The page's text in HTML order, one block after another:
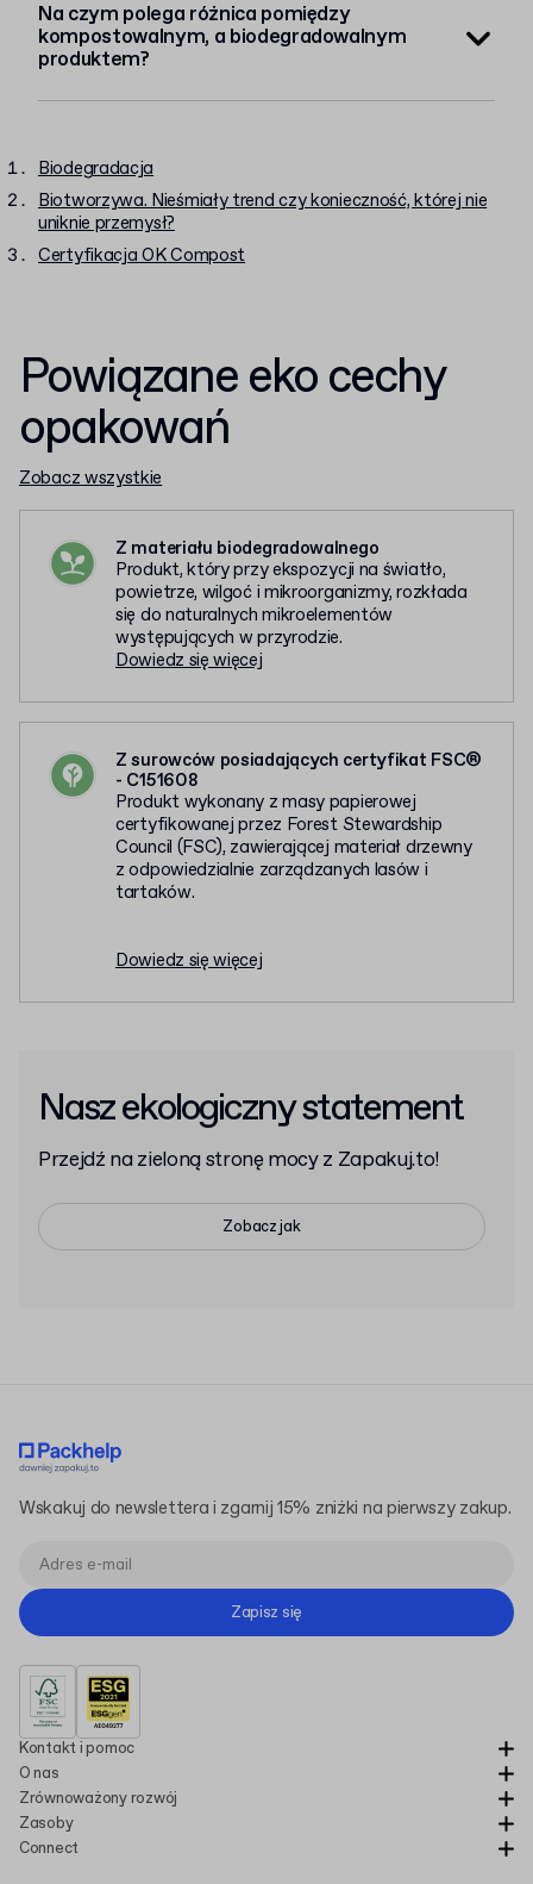
Na czym polega różnica pomiędzy
kompostowalnym, a biodegradowalnym
produktem?
Biodegradacja
Biotworzywa. Nieśmiały trend czy konieczność, której nie
uniknie przemysł?
Certyfikacja OK Compost
Powiązane eko cechy
opakowań
Zobacz wszystkie
Z materiału biodegradowalnego
Produkt, który przy ekspozycji na światło,
powietrze, wilgoć i mikroorganizmy, rozkłada
się do naturalnych mikroelementów
występujących w przyrodzie.
Dowiedz się więcej
Z surowców posiadających certyfikat FSC®
- C151608
Produkt wykonany z masy papierowej
certyfikowanej przez Forest Stewardship
Council (FSC), zawierającej materiał drzewny
z odpowiedzialnie zarządzanych lasów i
tartaków.
Dowiedz się więcej
Nasz ekologiczny statement
Przejdź na zieloną stronę mocy z Zapakuj.to!
Zobacz jak
Kontakt i pomoc
O nas
Zrównoważony rozwój
Zasoby
Connect
Wskakuj do newslettera i zgarnij 15% zniżki na pierwszy zakup.
Zapisz się